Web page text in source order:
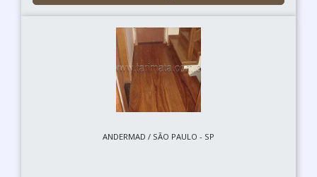
ANDERMAD / SÃO PAULO - SP